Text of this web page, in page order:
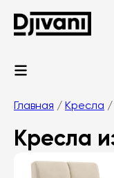
Главная / Кресла /
Кресла
велюра